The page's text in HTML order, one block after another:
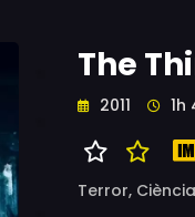
The
2011 1h
Terror,